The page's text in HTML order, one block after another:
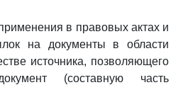
в правовых актах и
на документы в области
источника, позволяющего
(составную часть